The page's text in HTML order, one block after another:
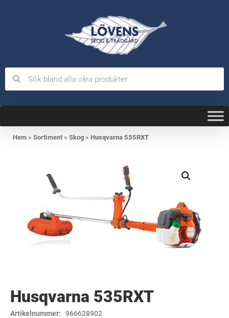
Hem » Sortiment» Skog » Husqvarna 535RXT
Husqvarna 535RXT
Artikelnummer:
966628902